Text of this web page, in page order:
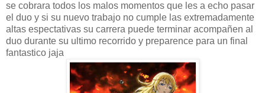
se cobrara todos los malos momentos que les a echo pasar
el duo y si su nuevo trabajo no cumple las extremadamente
altas espectativas su carrera puede terminar acompañen al
duo durante su ultimo recorrido y preparence para un final
fantastico jaja